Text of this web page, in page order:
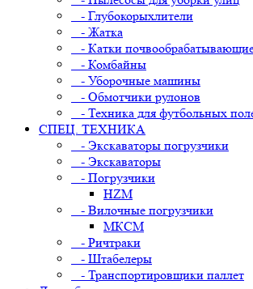
- Глубокорыхлители
- Жатка
- Катки
- Комбайны
- Уборочные машины
- Обмотчики рулонов
- Техника для футбольных
СПЕЦ. ТЕХНИКА
- Экскаваторы погрузчики
- Экскаваторы
- Погрузчики
HZM
- Вилочные погрузчики
МКСМ
- Ричтраки
- Штабелеры
- Транспортировщики паллет